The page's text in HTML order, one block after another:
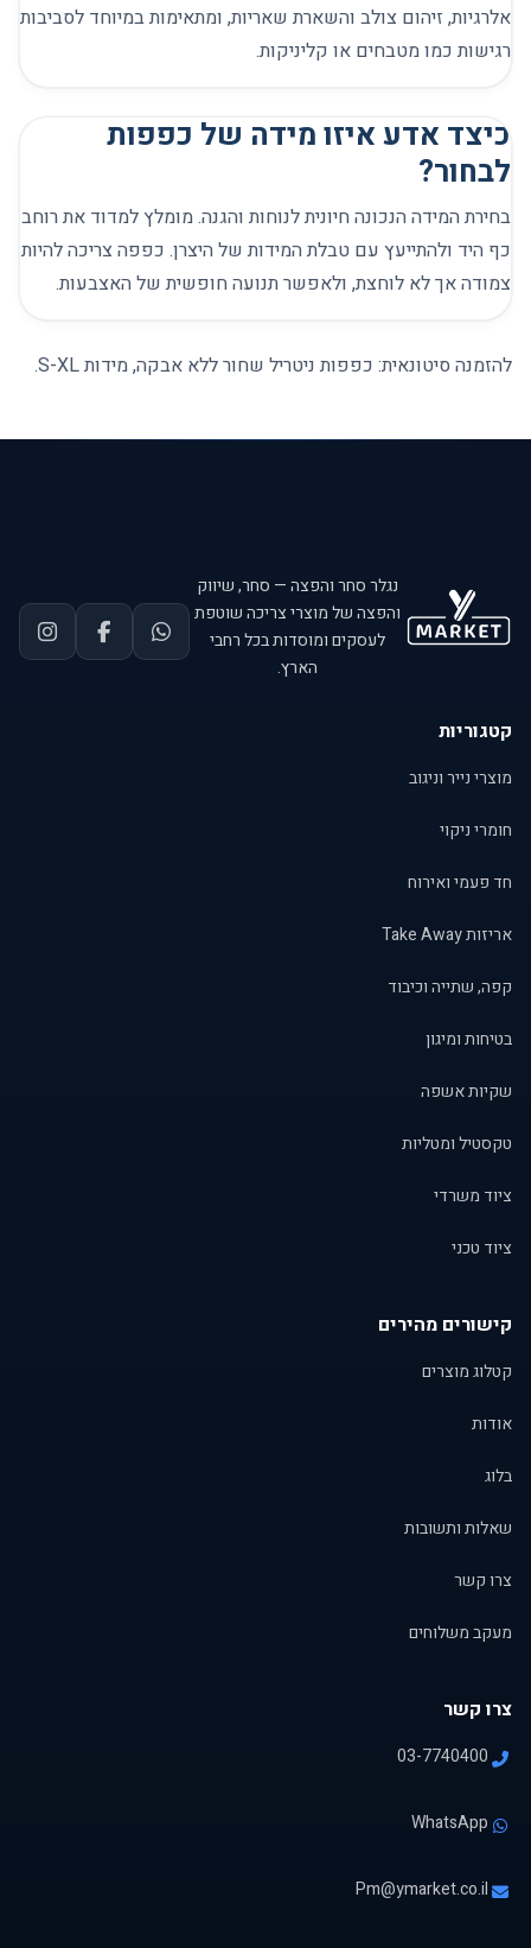
אלרגיות, זיהום צולב והשארת שאריות, ומתאימות במיוחד לסביבות
רגישות כמו מטבחים או קליניקות.
כיצד אדע איזו מידה של כפפות
לבחור?
בחירת המידה הנכונה חיונית לנוחות והגנה. מומלץ למדוד את רוחב
כף היד ולהתייעץ עם טבלת המידות של היצרן. כפפה צריכה להיות
צמודה אך לא לוחצת, ולאפשר תנועה חופשית של האצבעות.
להזמנה סיטונאית: כפפות ניטריל שחורללא אבקה, מידות S-XL.
נגלר סחר והפצה — סחר, שיווק
והפצה של מוצרי צריכה שוטפת
לעסקים ומוסדות בכל רחבי
הארץ.
קטגוריות
מוצרי נייר וניגוב
חומרי ניקוי
חד פעמי ואירוח
אריזות Take Away
קפה, שתייה וכיבוד
בטיחות ומיגון
שקיות אשפה
טקסטיל ומטליות
ציוד משרדי
ציוד טכני
קישורים מהירים
קטלוג מוצרים
אודות
בלוג
שאלות ותשובות
צרו קשר
מעקב משלוחים
צרו קשר
03-7740400
WhatsApp
Pm@ymarket.co.il